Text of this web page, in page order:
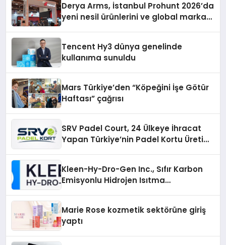
Derya Arms, İstanbul Prohunt 2026’da
yeni nesil ürünlerini ve global marka
Tencent Hy3 dünya genelinde
kullanıma sunuldu
Mars Türkiye’den “Köpeğini İşe Götür
Haftası” çağrısı
SRV Padel Court, 24 Ülkeye İhracat
Yapan Türkiye’nin Padel Kortu Üretim
Kleen-Hy-Dro-Gen Inc., Sıfır Karbon
Emisyonlu Hidrojen Isıtma
Marie Rose kozmetik sektörüne giriş
yaptı